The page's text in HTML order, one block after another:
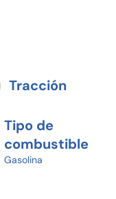
Tracción
Tipo de
combustible
Gasolina